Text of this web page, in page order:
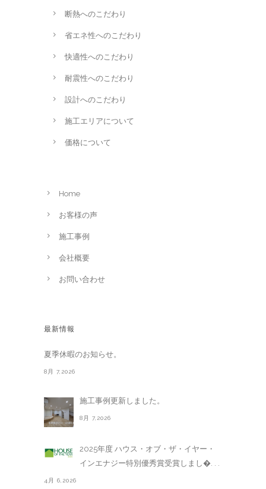
断熱へのこだわり
省エネ性へのこだわり
快適性へのこだわり
耐震性へのこだわり
設計へのこだわり
施工エリアについて
価格について
Home
お客様の声
施工事例
会社概要
お問い合わせ
最新情報
夏季休暇のお知らせ。
8月 7,2026
施工事例更新しました。
8月 7,2026
2025年度 ハウス・オブ・ザ・イヤー・
インエナジー特別優秀賞受賞しまし�. . .
4月 6,2026